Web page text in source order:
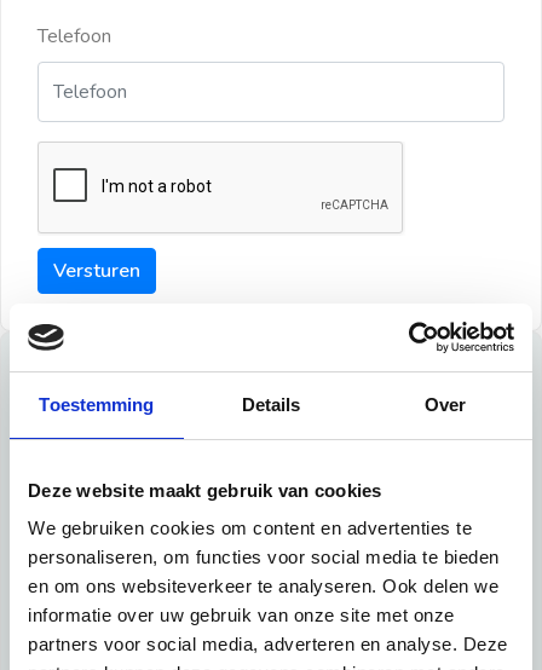
Toestemming Details Over
Deze website maakt gebruik van cookies
We gebruiken cookies om content en advertenties te
personaliseren, om functies voor social media te bieden
en om ons websiteverkeer te analyseren. Ook delen we
informatie over uw gebruik van onze site met onze
partners voor social media, adverteren en analyse. Deze
Telefoon
Versturen
Tips
Tip 1:
Schrijf een duidelijke introductie en geef de volgende
informatie mee:
Ben je student, werkachtig of werkzoekend